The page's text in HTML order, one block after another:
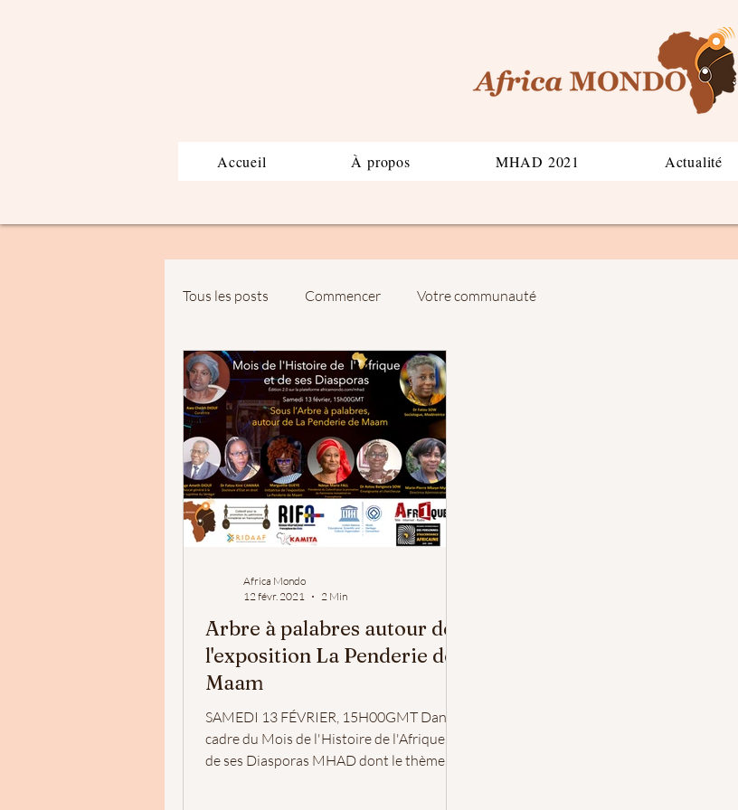
Accueil À propos MHAD 2021 Actualité
Tous les posts Commencer Votre communauté
Africa Mondo
12 févr. 2021
2 Min
Arbre à palabres autour de
l'exposition La Penderie de
Maam
SAMEDI 13 FÉVRIER, 15H00GMT Dans le
cadre du Mois de l'Histoire de l'Afrique et
de ses Diasporas MHAD dont le thème est